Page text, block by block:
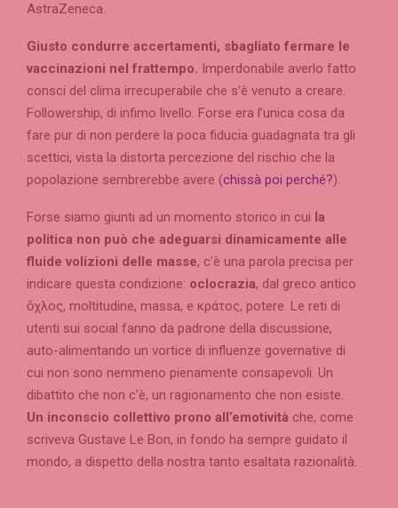
AstraZeneca.
Giusto condurre accertamenti, sbagliato fermare le
vaccinazioni nel frattempo. Imperdonabile averlo fatto
consci del clima irrecuperabile che s’è venuto a creare.
Followership, di infimo livello. Forse era l’unica cosa da
fare pur di non perdere la poca fiducia guadagnata tra gli
scettici, vista la distorta percezione del rischio che la
popolazione sembrerebbe avere (chissà poi perché?).
Forse siamo giunti ad un momento storico in cui la
politica non può che adeguarsi dinamicamente alle
fluide volizioni delle masse, c’è una parola precisa per
indicare questa condizione: oclocrazia, dal greco antico
ὄχλος, moltitudine, massa, e κράτος, potere. Le reti di
utenti sui social fanno da padrone della discussione,
auto-alimentando un vortice di influenze governative di
cui non sono nemmeno pienamente consapevoli. Un
dibattito che non c’è, un ragionamento che non esiste.
Un inconscio collettivo prono all’emotività che, come
scriveva Gustave Le Bon, in fondo ha sempre guidato il
mondo, a dispetto della nostra tanto esaltata razionalità.